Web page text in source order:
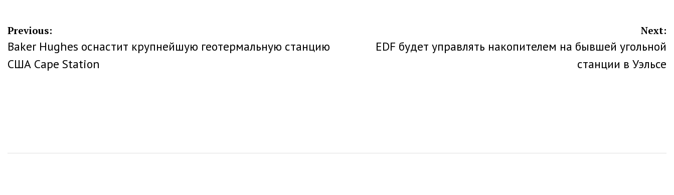
Навигация
по
записям
Previous:
Baker Hughes оснастит крупнейшую геотермальную станцию
США Cape Station
Next:
EDF будет управлять накопителем на бывшей угольной
станции в Уэльсе